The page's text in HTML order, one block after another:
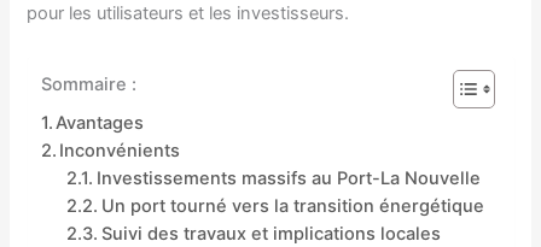
pour les utilisateurs et les investisseurs.
Sommaire :
Avantages
Inconvénients
Investissements massifs au Port-La Nouvelle
Un port tourné vers la transition énergétique
Suivi des travaux et implications locales